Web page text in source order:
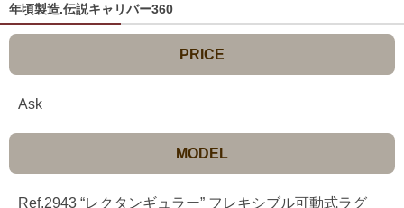
年頃製造.伝説キャリバー360
PRICE
Ask
MODEL
Ref.2943 “レクタンギュラー” フレキシブル可動式ラグ